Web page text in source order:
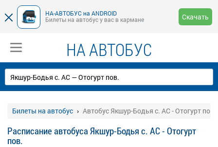
НА-АВТОБУС на ANDROID
Билеты на автобус у вас в кармане
Скачать
НА АВТОБУС
Билеты на автобус Автобус Якшур-Бодья с. АС - Отогурт пов.
Расписание автобуса Якшур-Бодья с. АС - Отогурт
пов.